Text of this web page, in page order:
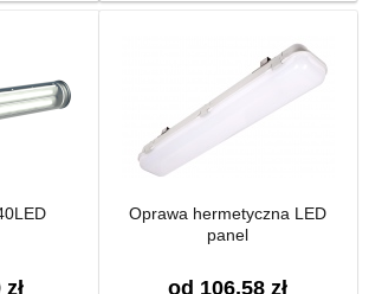
Oprawa hermetyczna LED
panel
od 106,58 zł